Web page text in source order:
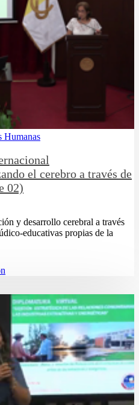
Humanas
el cerebro a través de
02)
y desarrollo cerebral a través
educativas propias de la